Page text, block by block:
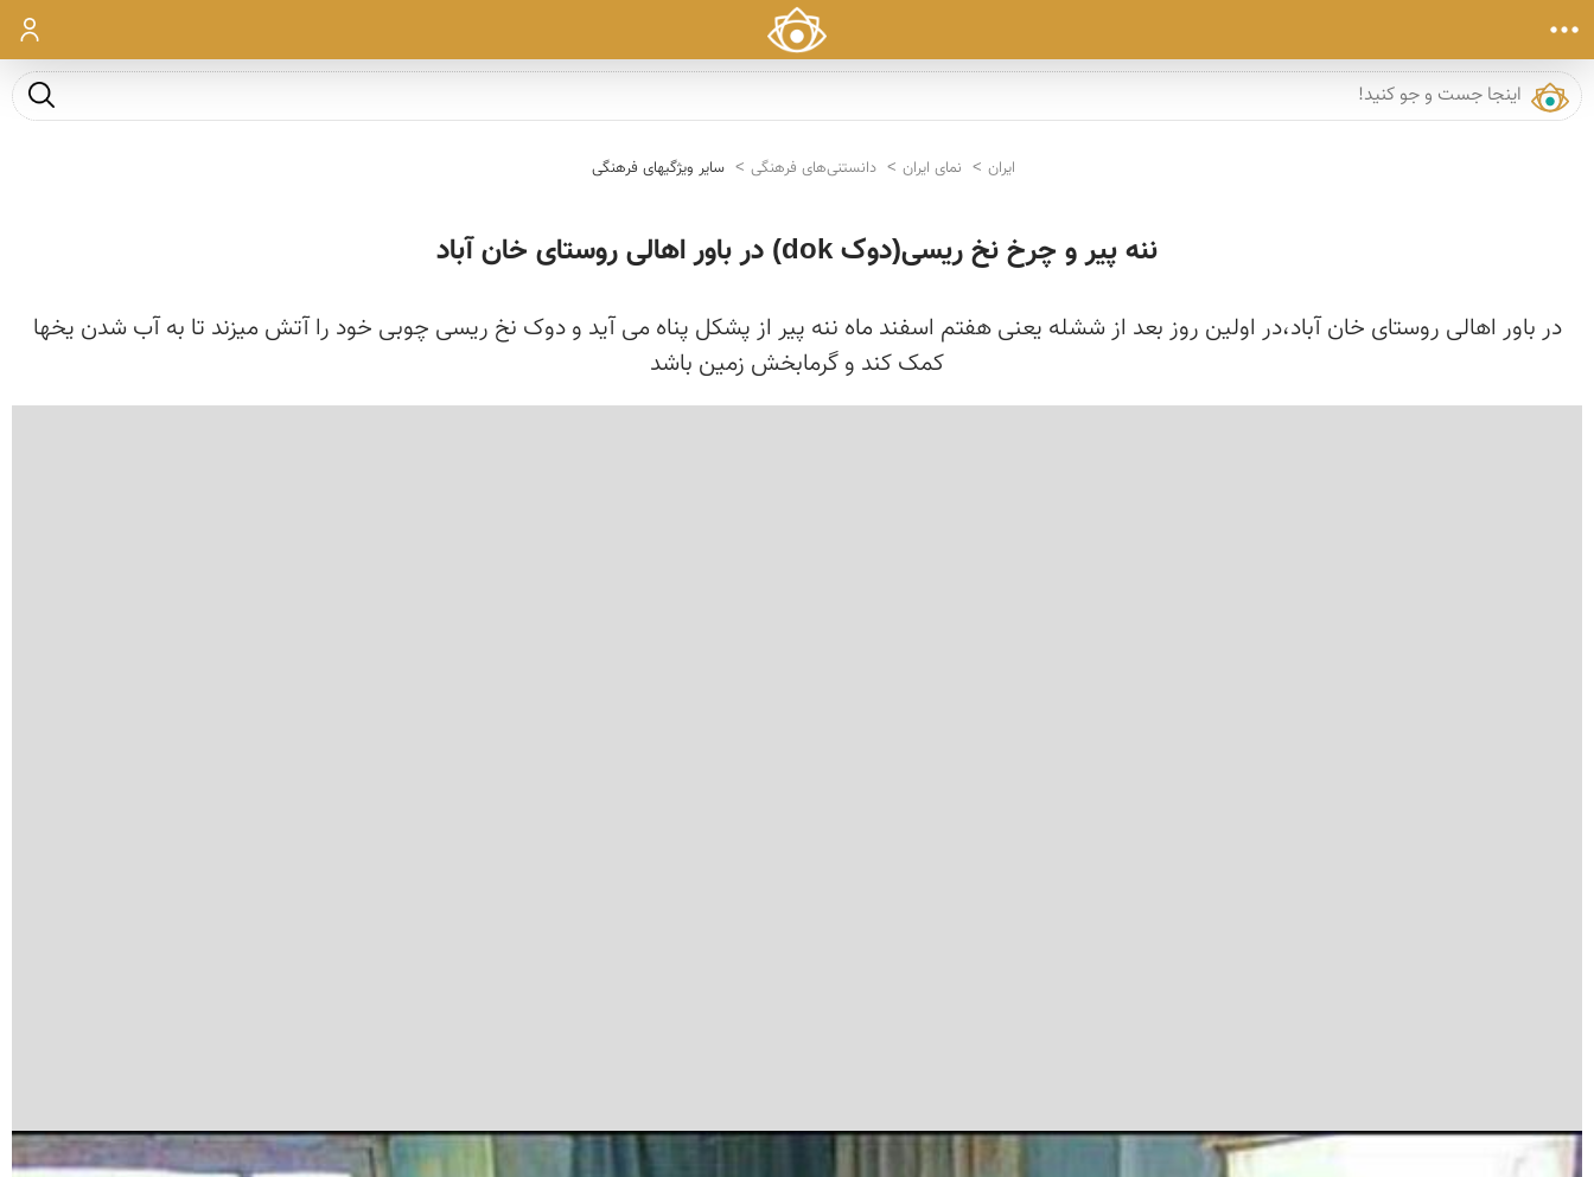
ورود
جست و
ایران نمای ایران دانستنی‌های فرهنگی سایر ویژگیهای فرهنگی
ننه پیر و چرخ نخ ریسی(دوک dok) در باور اهالی روستای خان آباد
در باور اهالی روستای خان آباد،در اولین روز بعد از ششله یعنی هفتم اسفند ماه ننه پیر از پشکل پناه می آید و دوک نخ ریسی چوبی خود را آتش میزند تا به آب شدن یخها
کمک کند و گرمابخش زمین باشد